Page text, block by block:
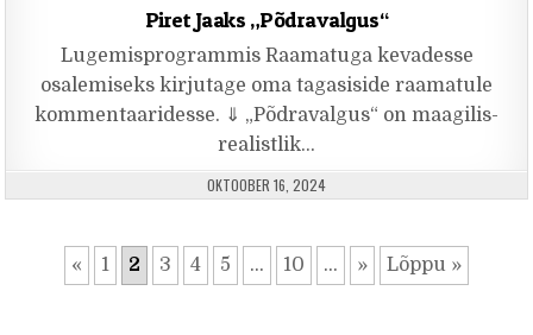
Piret Jaaks „Põdravalgus“
Lugemisprogrammis Raamatuga kevadesse
osalemiseks kirjutage oma tagasiside raamatule
kommentaaridesse. ⇓ „Põdravalgus“ on maagilis-
realistlik…
PUBLISHED DATE:
OKTOOBER 16, 2024
« 1 2 3 4 5 ... 10 ... » Lõppu »